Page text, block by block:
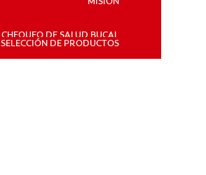
CHEQUEO DE SALUD BUCAL
SELECCIÓN DE PRODUCTOS